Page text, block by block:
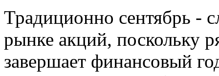
Традиционно сентябрь -
рынке акций, поскольку
завершает финансовый